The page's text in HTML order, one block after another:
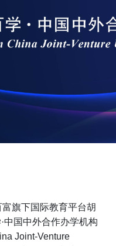
旗下国际教育平台胡
中国中外合作办学机构
Joint-Venture